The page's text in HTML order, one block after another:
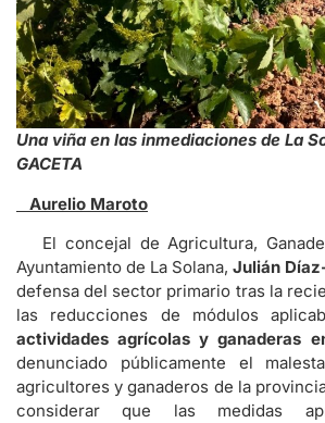
Una viña en las inmediaciones de La
GACETA
Aurelio Maroto
El concejal de Agricultura,
Ayuntamiento de La Solana, Julián
defensa del sector primario tras la
las reducciones de módulos
actividades agrícolas y ganaderas
denunciado públicamente el
agricultores y ganaderos de la
considerar que las medidas